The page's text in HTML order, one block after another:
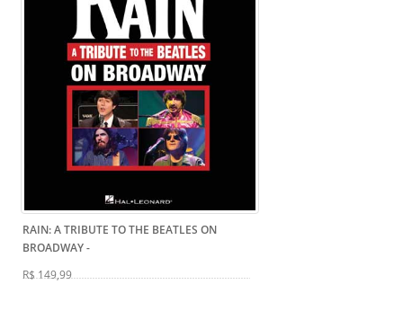
RAIN: A TRIBUTE TO THE BEATLES ON
BROADWAY-
R$ 149,99